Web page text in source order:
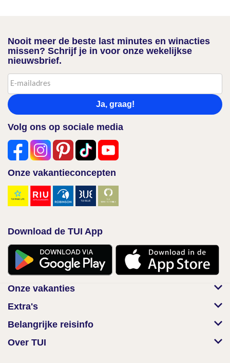
Nooit meer de beste last minutes en winacties
missen? Schrijf je in voor onze wekelijkse
nieuwsbrief.
Ja, graag!
Volg ons op sociale media
Onze vakantieconcepten
Download de TUI App
Onze vakanties
Extra's
Belangrijke reisinfo
Over TUI